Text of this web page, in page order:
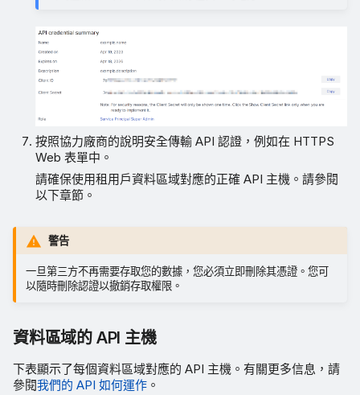
按照協力廠商的說明安全傳輸 API 認證，例如在 HTTPS
Web 表單中。
請確保使用租用戶資料區域對應的正確 API 主機。請參閱
以下章節。
警告
一旦第三方不再需要存取您的數據，您必須立即刪除其憑證。您可
以隨時刪除認證以撤銷存取權限。
資料區域的 API 主機
下表顯示了每個資料區域對應的 API 主機。有關更多信息，請
參閱我們的 API 如何運作 。